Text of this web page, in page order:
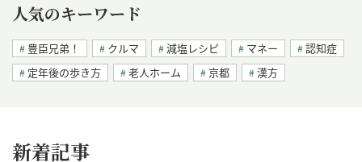
人気のキーワード
豊臣兄弟！ クルマ 減塩レシピ マネー
認知症
定年後の歩き方
老人ホーム 京都 漢方
新着記事